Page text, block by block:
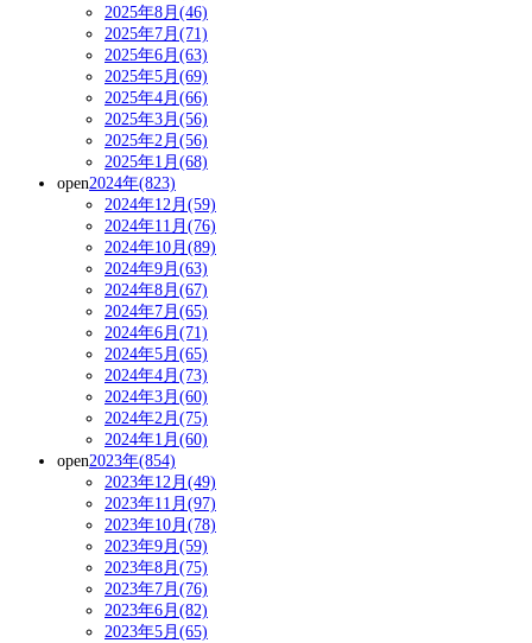
2025年8月(46)
2025年7月(71)
2025年6月(63)
2025年5月(69)
2025年4月(66)
2025年3月(56)
2025年2月(56)
2025年1月(68)
open2024年(823)
2024年12月(59)
2024年11月(76)
2024年10月(89)
2024年9月(63)
2024年8月(67)
2024年7月(65)
2024年6月(71)
2024年5月(65)
2024年4月(73)
2024年3月(60)
2024年2月(75)
2024年1月(60)
open2023年(854)
2023年12月(49)
2023年11月(97)
2023年10月(78)
2023年9月(59)
2023年8月(75)
2023年7月(76)
2023年6月(82)
2023年5月(65)